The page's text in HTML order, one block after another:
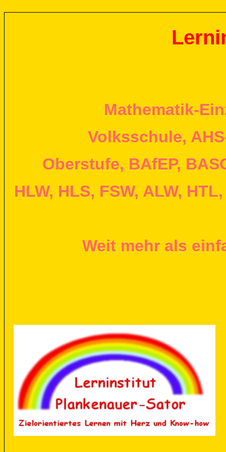
Mathematik-
Volksschule,
Oberstufe, BAfEP,
HLW, HLS, FSW, ALW,
Weit mehr als